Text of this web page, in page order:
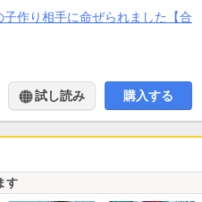
子作り相手に命ぜられました【合
試し読み 購入する
す